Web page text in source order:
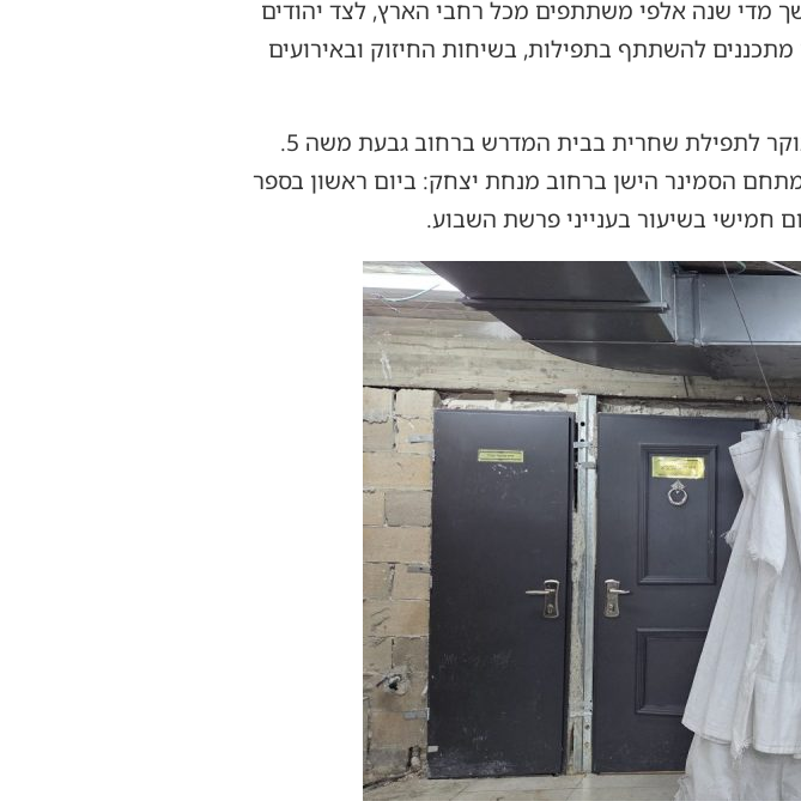
מדי שנה אלפי משתתפים מכל רחבי הארץ, לצד יהודים
להשתתף בתפילות, בשיחות החיזוק ובאירועים
על פי הודעת החצר, האדמו"ר יופיע לראשונה ביום שלישי בבוקר לתפילת שחרית בבית המדרש ברחוב גבעת משה 5.
הסמינר הישן ברחוב מנחת יצחק: ביום ראשון בספר
חמישי בשיעור בענייני פרשת השבוע.